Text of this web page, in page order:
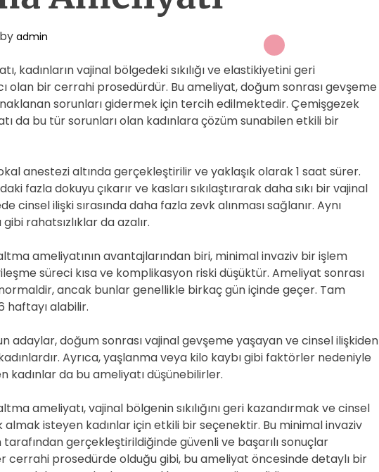
by admin
kadınların vajinal bölgedeki sıkılığı ve elastikiyetini geri
olan bir cerrahi prosedürdür. Bu ameliyat, doğum sonrası gevşeme
sorunları gidermek için tercih edilmektedir. Çemişgezek
da bu tür sorunları olan kadınlara çözüm sunabilen etkili bir
anestezi altında gerçekleştirilir ve yaklaşık olarak 1 saat sürer.
fazla dokuyu çıkarır ve kasları sıkılaştırarak daha sıkı bir vajinal
cinsel ilişki sırasında daha fazla zevk alınması sağlanır. Aynı
rahatsızlıklar da azalır.
ameliyatının avantajlarından biri, minimal invaziv bir işlem
süreci kısa ve komplikasyon riski düşüktür. Ameliyat sonrası
ancak bunlar genellikle birkaç gün içinde geçer. Tam
haftayı alabilir.
adaylar, doğum sonrası vajinal gevşeme yaşayan ve cinsel ilişkiden
Ayrıca, yaşlanma veya kilo kaybı gibi faktörler nedeniyle
kadınlar da bu ameliyatı düşünebilirler.
ameliyatı, vajinal bölgenin sıkılığını geri kazandırmak ve cinsel
almak isteyen kadınlar için etkili bir seçenektir. Bu minimal invaziv
gerçekleştirildiğinde güvenli ve başarılı sonuçlar
cerrahi prosedürde olduğu gibi, bu ameliyat öncesinde detaylı bir